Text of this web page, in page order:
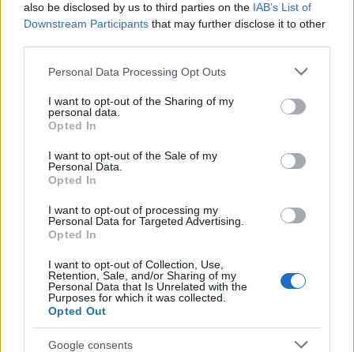
also be disclosed by us to third parties on the IAB’s List of
Downstream Participants that may further disclose it to other
Please note that this website/app uses one or more Google
not limited to your visit or usage behaviour. You may click to
grant or deny consent to Google and its third-party tags to
use your data for below specified purposes in below Google
consent section.
Personal Data Processing Opt Outs
I want to opt-out of the Sharing of my
personal data.
Opted In
I want to opt-out of the Sale of my
Personal Data.
Opted In
I want to opt-out of processing my
Personal Data for Targeted Advertising.
Opted In
I want to opt-out of Collection, Use,
Retention, Sale, and/or Sharing of my
Personal Data that Is Unrelated with the
Purposes for which it was collected.
Opted Out
Google consents
Ghirlande naturali con legno, foglie e fiori: tutorial
facile per famiglie
FAI DA TE E CREATIVITÀ